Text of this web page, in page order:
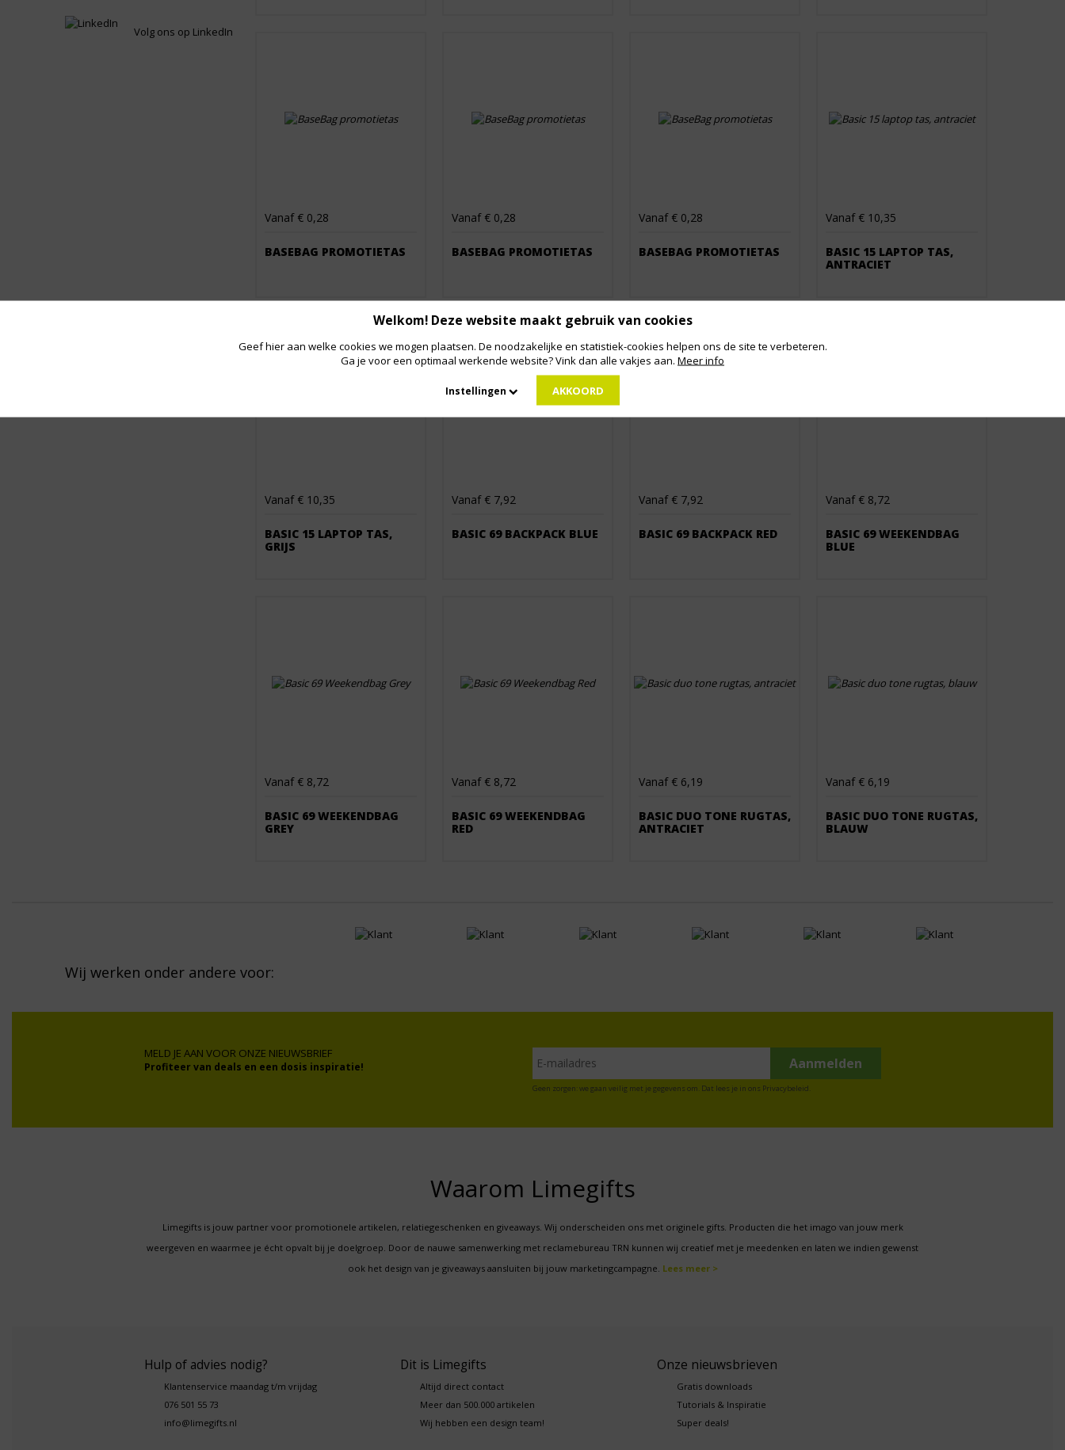
Volg ons op LinkedIn
Vanaf € 0,28
BASEBAG PROMOTIETAS
Vanaf € 0,28
BASEBAG PROMOTIETAS
Vanaf € 0,28
BASEBAG PROMOTIETAS
Vanaf € 10,35
BASIC 15 LAPTOP TAS,
ANTRACIET
Vanaf € 10,35
BASIC 15 LAPTOP TAS,
GRIJS
Vanaf € 7,92
BASIC 69 BACKPACK BLUE
Vanaf € 7,92
BASIC 69 BACKPACK RED
Vanaf € 8,72
BASIC 69 WEEKENDBAG
BLUE
Vanaf € 8,72
BASIC 69 WEEKENDBAG
GREY
Vanaf € 8,72
BASIC 69 WEEKENDBAG
RED
Vanaf € 6,19
BASIC DUO TONE RUGTAS,
ANTRACIET
Vanaf € 6,19
BASIC DUO TONE RUGTAS,
BLAUW
Wij werken onder andere voor:
MELD JE AAN VOOR ONZE NIEUWSBRIEF
Profiteer van deals en een dosis inspiratie!
Geen zorgen: we gaan veilig met je gegevens om. Dat lees je in ons Privacybeleid
Waarom Limegifts
Limegifts is jouw partner voor promotionele artikelen, relatiegeschenken en giveaways. Wij onderscheiden ons met originele gifts. Producten die het imago van jouw merk
weergeven en waarmee je écht opvalt bij je doelgroep. Door de nauwe samenwerking met reclamebureau TRN kunnen wij creatief met je meedenken en laten we indien gewenst
ook het design van je giveaways aansluiten bij jouw marketingcampagne. Lees meer >
Hulp of advies nodig?
Klantenservice maandag t/m vrijdag
076 501 55 73
info@limegifts.nl
Dit is Limegifts
Altijd direct contact
Meer dan 500.000 artikelen
Wij hebben een design team!
Onze nieuwsbrieven
Gratis downloads
Tutorials & Inspiratie
Super deals!
Welkom! Deze website maakt gebruik van cookies
Geef hier aan welke cookies we mogen plaatsen. De noodzakelijke en statistiek-cookies helpen ons de site te verbeteren.
Ga je voor een optimaal werkende website? Vink dan alle vakjes aan. Meer info
Instellingen AKKOORD